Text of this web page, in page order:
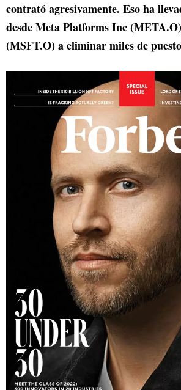
contrató agresivamente. Eso ha
desde Meta Platforms Inc
(MSFT.O) a eliminar miles de